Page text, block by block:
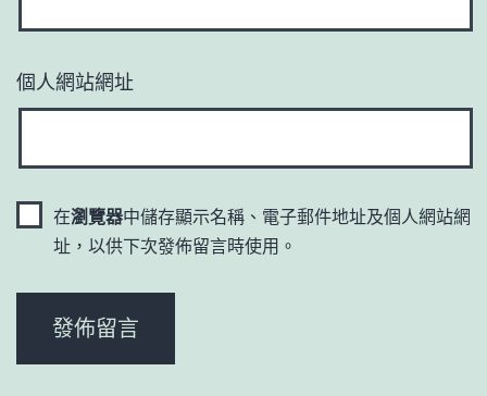
個人網站網址
在瀏覽器中儲存顯示名稱、電子郵件地址及個人網站網
址，以供下次發佈留言時使用。